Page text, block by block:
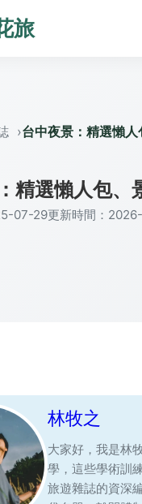
旅
台中夜景：精選懶
精選懶人包、
07-29更新時間：
林牧之
大家好，我是林
學，這些學術訓
旅遊雜誌的資深